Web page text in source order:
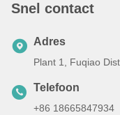
Snel contact
Adres
Plant 1, Fuqiao
Telefoon
+86 18665847934